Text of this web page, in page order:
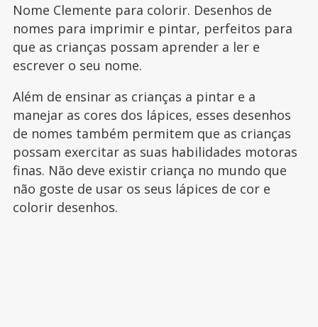
Nome Clemente para colorir. Desenhos de
nomes para imprimir e pintar, perfeitos para
que as crianças possam aprender a ler e
escrever o seu nome.
Além de ensinar as crianças a pintar e a
manejar as cores dos lápices, esses desenhos
de nomes também permitem que as crianças
possam exercitar as suas habilidades motoras
finas. Não deve existir criança no mundo que
não goste de usar os seus lápices de cor e
colorir desenhos.